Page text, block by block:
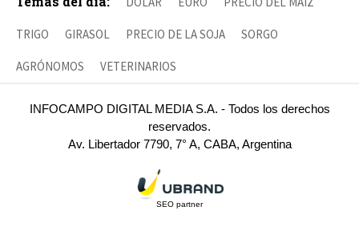
TRIGO GIRASOL PRECIO DE LA SOJA SORGO
AGRÓNOMOS VETERINARIOS
INFOCAMPO DIGITAL MEDIA S.A. - Todos los derechos
reservados.
Av. Libertador 7790, 7° A, CABA, Argentina
SEO partner